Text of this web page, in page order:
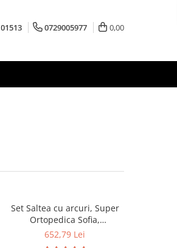
0729005977 0,00
Set Saltea cu arcuri, Super
Ortopedica Sofia,
140x190x20cm, fermitate
652,79 Lei